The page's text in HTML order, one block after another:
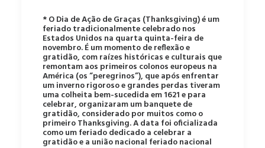
* O Dia de Ação de Graças (Thanksgiving) é um
feriado tradicionalmente celebrado nos
Estados Unidos na quarta quinta-feira de
novembro. É um momento de reflexão e
gratidão, com raízes históricas e culturais que
remontam aos primeiros colonos europeus na
América (os “peregrinos”), que após enfrentar
um inverno rigoroso e grandes perdas tiveram
uma colheita bem-sucedida em 1621 e para
celebrar, organizaram um banquete de
gratidão, considerado por muitos como o
primeiro Thanksgiving. A data foi oficializada
como um feriado dedicado a celebrar a
gratidão e a união nacional feriado nacional